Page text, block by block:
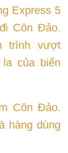
Express 5
Côn Đảo.
trình vượt
của biển
Côn Đảo.
hàng dùng